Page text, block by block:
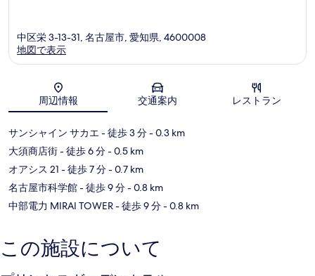
地図
中区栄 3-13-31, 名古屋市, 愛知県, 4600008
地図で表示
周辺情報 交通案内 レストラン
サンシャイン サカエ - 徒歩 3 分- 0.3 km
大須商店街- 徒歩 6 分- 0.5 km
オアシス 21 - 徒歩 7 分- 0.7 km
名古屋市科学館- 徒歩 9 分- 0.8 km
中部電力 MIRAI TOWER- 徒歩 9 分- 0.8 km
この施設について